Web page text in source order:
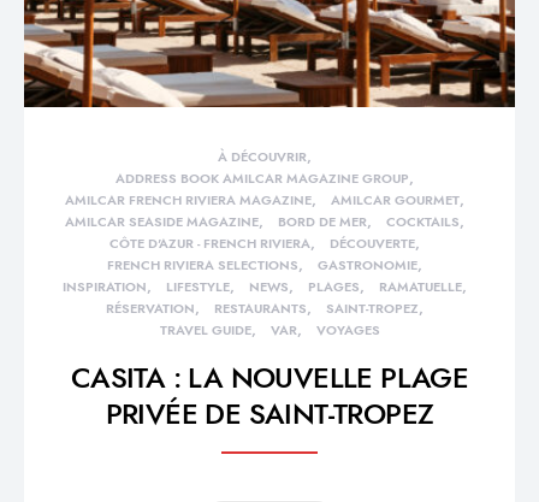
À DÉCOUVRIR
ADDRESS BOOK AMILCAR MAGAZINE GROUP
AMILCAR FRENCH RIVIERA MAGAZINE
AMILCAR GOURMET
AMILCAR SEASIDE MAGAZINE
BORD DE MER
COCKTAILS
CÔTE D'AZUR - FRENCH RIVIERA
DÉCOUVERTE
FRENCH RIVIERA SELECTIONS
GASTRONOMIE
INSPIRATION
LIFESTYLE NEWS PLAGES
RAMATUELLE
RÉSERVATION
RESTAURANTS
SAINT-TROPEZ
TRAVEL GUIDE
VAR VOYAGES
CASITA : LA NOUVELLE PLAGE
PRIVÉE DE SAINT-TROPEZ